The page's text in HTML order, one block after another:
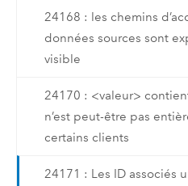
24168 : les chemins
données sources sont
visible
24170 : <valeur>
n’est peut-être pas
certains clients
24171 : Les ID associés